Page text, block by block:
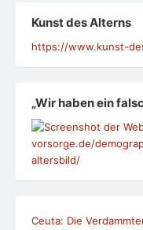
Kunst des Alterns
https://www.kunst-
„Wir haben ein
vorsorge.de/
altersbild/
Ceuta: Die